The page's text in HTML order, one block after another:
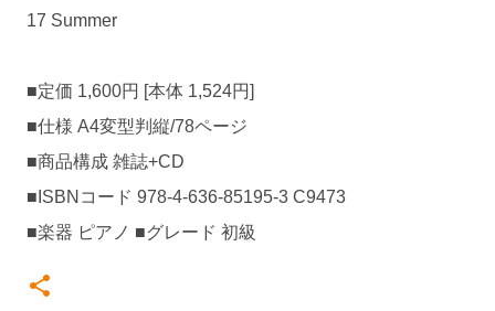
17 Summer
■定価 1,600円 [本体 1,524円]
■仕様 A4変型判縦/78ページ
■商品構成 雑誌+CD
■ISBNコード 978-4-636-85195-3 C9473
■楽器 ピアノ ■グレード 初級